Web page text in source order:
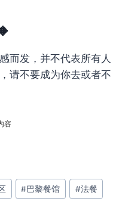
而发，并不代表所有人
请不要成为你去或者不
容
#巴黎餐馆 #法餐